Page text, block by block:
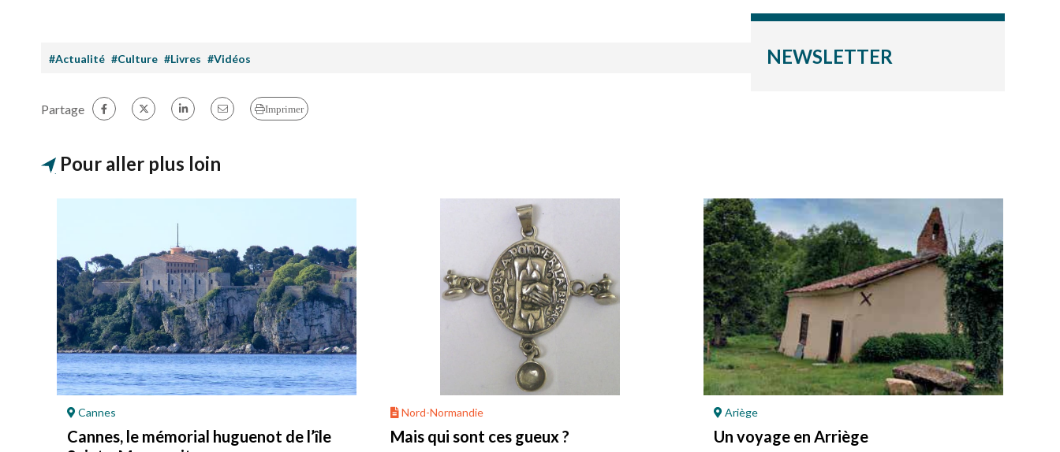
#Actualité #Culture #Livres #Vidéos NEWSLETTER
Partage Imprimer
Pour aller plus loin
Cannes
Cannes, le mémorial huguenot de l’île
Nord-Normandie
Mais qui sont ces gueux ?
Ariège
Un voyage en Arriège